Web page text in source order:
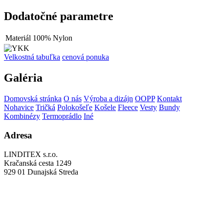
Dodatočné parametre
Materiál 100% Nylon
Velkostná tabuľka cenová ponuka
Galéria
Domovská stránka O nás Výroba a dizájn OOPP Kontakt
Nohavice Tričká Polokošeľe Košele Fleece Vesty Bundy
Kombinézy Termoprádlo Iné
Adresa
LINDITEX s.r.o.
Kračanská cesta 1249
929 01 Dunajská Streda